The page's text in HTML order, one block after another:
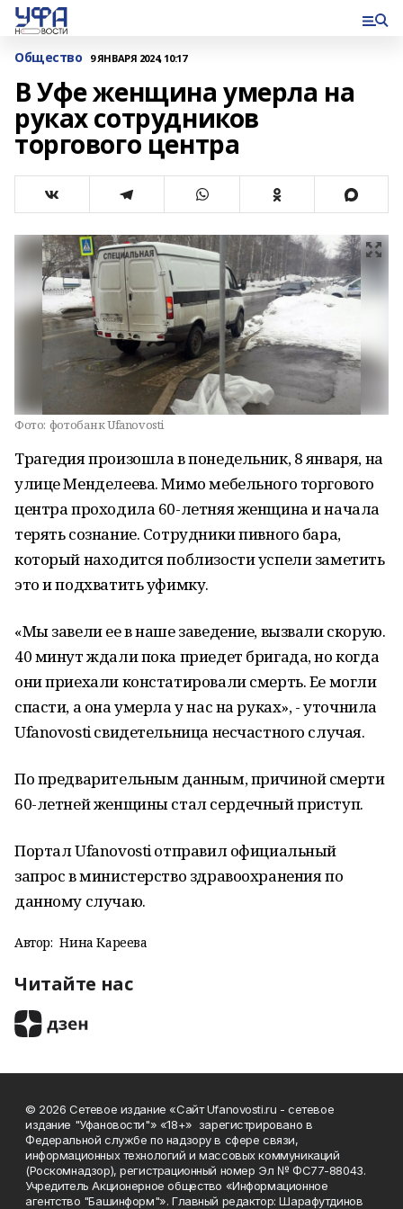
Общество 9 ЯНВАРЯ 2024, 10:17
В Уфе женщина умерла на
руках сотрудников
торгового центра
Фото: фотобанк Ufanovosti
Трагедия произошла в понедельник, 8 января, на
улице Менделеева. Мимо мебельного торгового
центра проходила 60-летняя женщина и начала
терять сознание. Сотрудники пивного бара,
который находится поблизости успели заметить
это и подхватить уфимку.
«Мы завели ее в наше заведение, вызвали скорую.
40 минут ждали пока приедет бригада, но когда
они приехали констатировали смерть. Ее могли
спасти, а она умерла у нас на руках», - уточнила
Ufanovosti свидетельница несчастного случая.
По предварительным данным, причиной смерти
60-летней женщины стал сердечный приступ.
Портал Ufanovosti отправил официальный
запрос в министерство здравоохранения по
данному случаю.
Автор: Нина Кареева
Читайте нас
© 2026 Сетевое издание «Сайт Ufanovosti.ru - сетевое
издание "Уфановости"» «18+» зарегистрировано в
Федеральной службе по надзору в сфере связи,
информационных технологий и массовых коммуникаций
(Роскомнадзор), регистрационный номер Эл № ФС77-88043.
Учредитель Акционерное общество «Информационное
агентство "Башинформ"». Главный редактор: Шарафутдинов